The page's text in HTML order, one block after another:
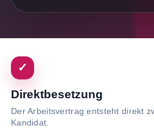
✓
Direktbesetzung
Der Arbeitsvertrag entsteht direkt
Kandidat.